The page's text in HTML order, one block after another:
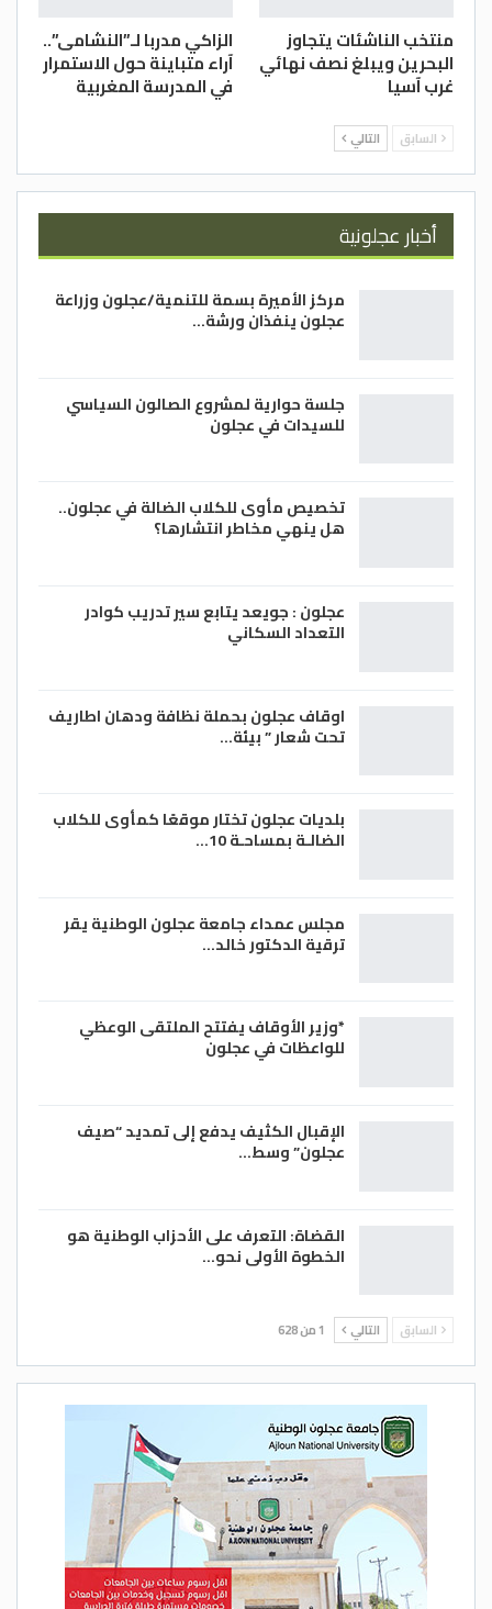
منتخب الناشئات يتجاوز
البحرين ويبلغ نصف نهائي
غرب آسيا
الزاكي مدربا لـ”النشامى”..
آراء متباينة حول الاستمرار
في المدرسة المغربية
السابق التالي
أخبار عجلونية
مركز الأميرة بسمة للتنمية/عجلون وزراعة
عجلون ينفذان ورشة…
جلسة حوارية لمشروع الصالون السياسي
للسيدات في عجلون
تخصيص مأوى للكلاب الضالة في عجلون..
هل ينهي مخاطر انتشارها؟
عجلون : جويعد يتابع سير تدريب كوادر
التعداد السكاني
اوقاف عجلون بحملة نظافة ودهان اطاريف
تحت شعار ” بيئة…
بلديات عجلون تختار موقعًا كمأوى للكلاب
الضالـة بمساحـة 10…
مجلس عمداء جامعة عجلون الوطنية يقر
ترقية الدكتور خالد…
*وزير الأوقاف يفتتح الملتقى الوعظي
للواعظات في عجلون
الإقبال الكثيف يدفع إلى تمديد “صيف
عجلون” وسط…
القضاة: التعرف على الأحزاب الوطنية هو
الخطوة الأولى نحو…
السابق التالي 1 من 628